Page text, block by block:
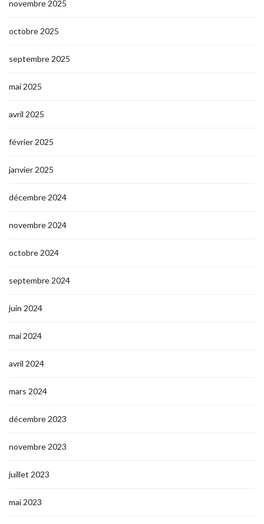
novembre 2025
octobre 2025
septembre 2025
mai 2025
avril 2025
février 2025
janvier 2025
décembre 2024
novembre 2024
octobre 2024
septembre 2024
juin 2024
mai 2024
avril 2024
mars 2024
décembre 2023
novembre 2023
juillet 2023
mai 2023